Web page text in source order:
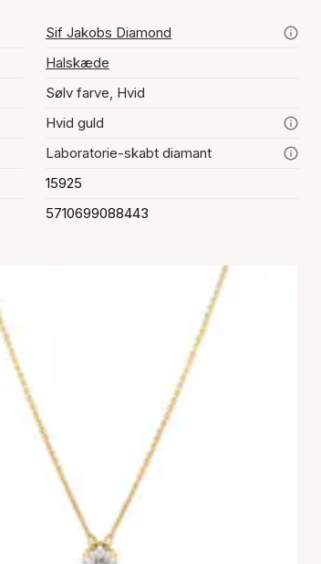
Sif Jakobs Diamond
Halskæde
Sølv farve, Hvid
Hvid guld
Laboratorie-skabt diamant
15925
5710699088443